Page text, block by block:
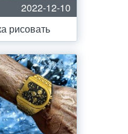
2022-12-10
рисовать